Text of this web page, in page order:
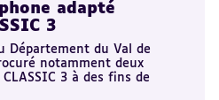
adapté
3
Département du Val de
notamment deux
3 à des fins de